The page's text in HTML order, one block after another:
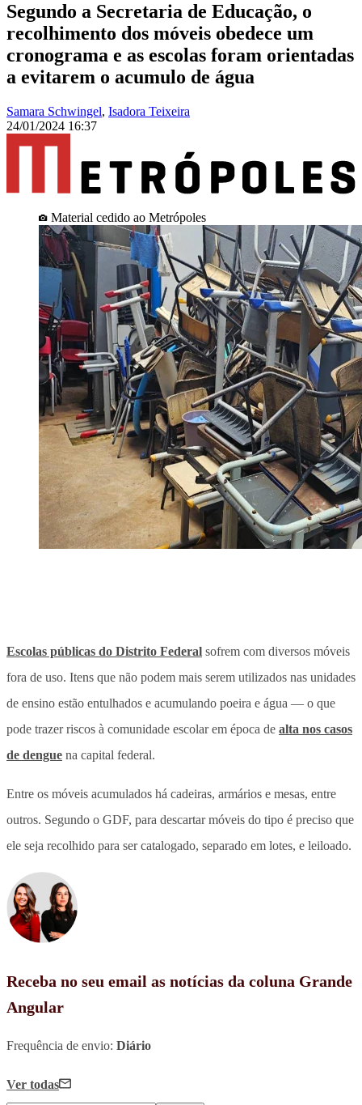
Segundo a Secretaria de Educação, o
recolhimento dos móveis obedece um
cronograma e as escolas foram orientadas
a evitarem o acumulo de água
Samara Schwingel, Isadora Teixeira
24/01/2024 16:37
Material cedido ao Metrópoles
Escolas públicas do Distrito Federal sofrem com diversos móveis
fora de uso. Itens que não podem mais serem utilizados nas unidades
de ensino estão entulhados e acumulando poeira e água — o que
pode trazer riscos à comunidade escolar em época de alta nos casos
de dengue na capital federal.
Entre os móveis acumulados há cadeiras, armários e mesas, entre
outros. Segundo o GDF, para descartar móveis do tipo é preciso que
ele seja recolhido para ser catalogado, separado em lotes, e leiloado.
Receba no seu email as notícias da coluna Grande
Angular
Frequência de envio: Diário
Ver todas